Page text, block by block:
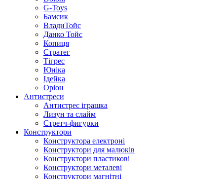
G-Toys
Бамсик
ВладиТойс
Данко Тойс
Копиця
Стратег
Тігрес
Юніка
Ідейка
Оріон
Антистреси
Антистрес іграшка
Лизун та слайм
Стретч-фигурки
Конструктори
Конструктора електроні
Конструктори для малюків
Конструктори пластикові
Конструктори металеві
Конструктори магнітні